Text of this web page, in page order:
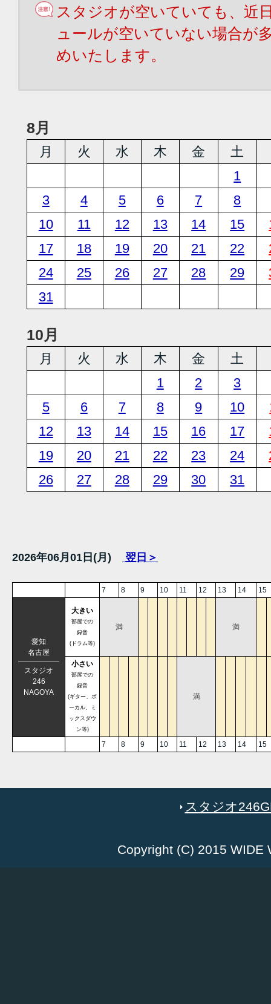
スタジオが空いていても、近
ュールが空いていない場合が
めいたします。
8月
月 火 水 木 金 土
1
3
4 5 6 7
8
10
11 12 13 14 15
17
18 19 20 21 22
24
25 26 27 28 29
31
10月
月 火 水 木 金 土
1
2
3
5
6 7 8 9 10
12
13 14 15 16 17
19
20 21 22 23 24
26
27 28 29 30 31
2026年06月01日(月) 翌日＞
7 8 9 10 11 12 13 14 15
愛知
名古屋
スタジオ
246
NAGOYA
大きい
部屋での
録音
(ドラム等)
満 満
小さい
部屋での
録音
(ギター、ボ
ーカル、ミ
ックスダウ
ン等)
満
7 8 9 10 11 12 13 14 15
スタジオ
Copyright (C) 2015 WIDE